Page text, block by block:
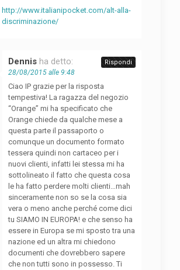
http://www.italianipocket.com/alt-alla-
discriminazione/
Dennis ha detto:
28/08/2015 alle 9:48
Ciao IP grazie per la risposta
tempestiva! La ragazza del negozio
“Orange” mi ha specificato che
Orange chiede da qualche mese a
questa parte il passaporto o
comunque un documento formato
tessera quindi non cartaceo per i
nuovi clienti, infatti lei stessa mi ha
sottolineato il fatto che questa cosa
le ha fatto perdere molti clienti…mah
sinceramente non so se la cosa sia
vera o meno anche perché come dici
tu SIAMO IN EUROPA! e che senso ha
essere in Europa se mi sposto tra una
nazione ed un altra mi chiedono
documenti che dovrebbero sapere
che non tutti sono in possesso. Ti
Rispondi